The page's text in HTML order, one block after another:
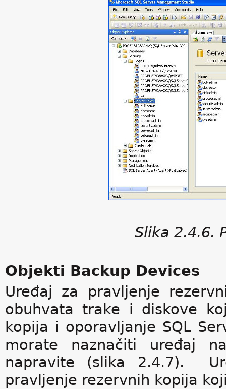
Slika 2.4.6.
Objekti Backup Devices
Uređaj za pravljenje
obuhvata trake i diskove
kopija i oporavljanje SQL
morate naznačiti uređaj
napravite (slika 2.4.7).
pravljenje rezervnih kopija